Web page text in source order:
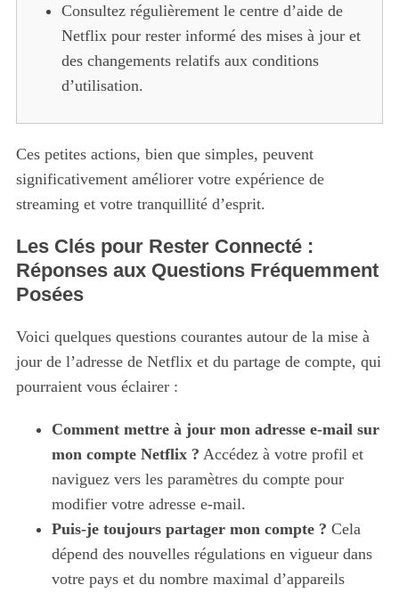
Consultez régulièrement le centre d’aide de
Netflix pour rester informé des mises à jour et
des changements relatifs aux conditions
d’utilisation.
Ces petites actions, bien que simples, peuvent
significativement améliorer votre expérience de
streaming et votre tranquillité d’esprit.
Les Clés pour Rester Connecté :
Réponses aux Questions Fréquemment
Posées
Voici quelques questions courantes autour de la mise à
jour de l’adresse de Netflix et du partage de compte, qui
pourraient vous éclairer :
Comment mettre à jour mon adresse e-mail sur
mon compte Netflix ? Accédez à votre profil et
naviguez vers les paramètres du compte pour
modifier votre adresse e-mail.
Puis-je toujours partager mon compte ? Cela
dépend des nouvelles régulations en vigueur dans
votre pays et du nombre maximal d’appareils